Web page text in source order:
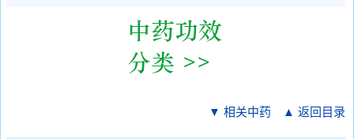
▼ 相关中药 ▲ 返回目录